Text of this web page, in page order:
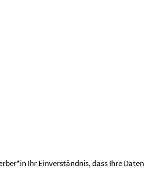
Ihr Einverständnis, dass Ihre Daten